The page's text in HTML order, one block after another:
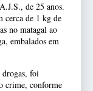
de 25 anos.
cerca de 1 kg de
no matagal ao
embalados em
foi
crime, conforme